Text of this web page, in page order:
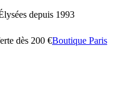
depuis 1993
dès 200 €Boutique Paris